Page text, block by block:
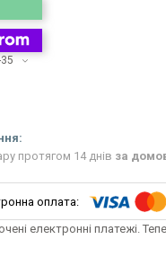
протягом 14 днів за
електронні платежі.